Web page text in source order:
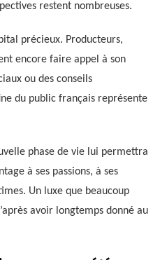
restent nombreuses.
précieux. Producteurs,
encore faire appel à son
ou des conseils
du public français représente
phase de vie lui permettra
à ses passions, à ses
Un luxe que beaucoup
avoir longtemps donné au